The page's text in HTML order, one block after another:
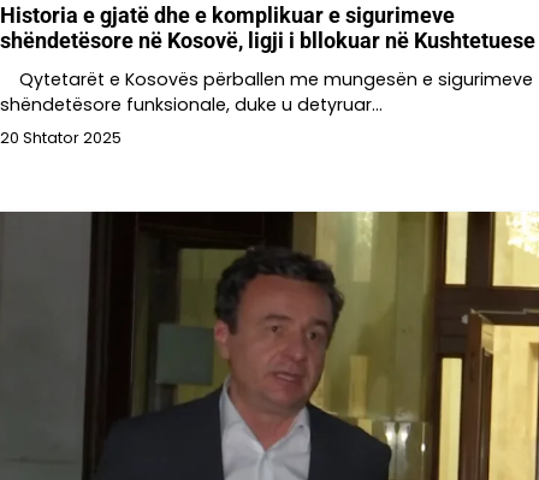
Historia e gjatë dhe e komplikuar e sigurimeve
shëndetësore në Kosovë, ligji i bllokuar në Kushtetuese
Qytetarët e Kosovës përballen me mungesën e sigurimeve
shëndetësore funksionale, duke u detyruar…
20 Shtator 2025